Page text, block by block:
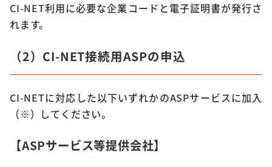
CI-NET利用に必要な企業コードと電子証明書が発行さ
れます。
（2）CI-NET接続用ASPの申込
CI-NETに対応した以下いずれかのASPサービスに加入
（※）してください。
【ASPサービス等提供会社】